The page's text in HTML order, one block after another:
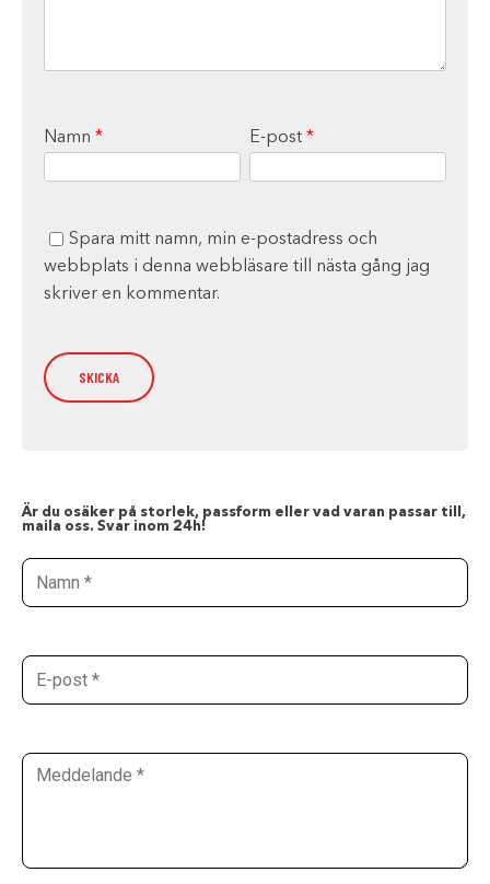
Namn * E-post *
Spara mitt namn, min e-postadress och
webbplats i denna webbläsare till nästa gång jag
skriver en kommentar.
Är du osäker på storlek, passform eller vad varan passar till,
maila oss. Svar inom 24h!